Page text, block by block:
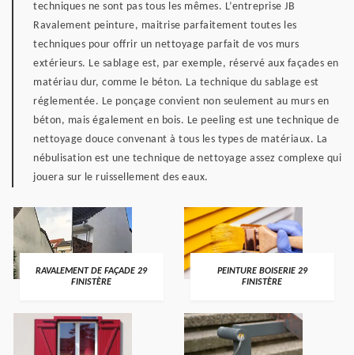
techniques ne sont pas tous les mêmes. L’entreprise JB
Ravalement peinture, maitrise parfaitement toutes les
techniques pour offrir un nettoyage parfait de vos murs
extérieurs. Le sablage est, par exemple, réservé aux façades en
matériau dur, comme le béton. La technique du sablage est
réglementée. Le ponçage convient non seulement au murs en
béton, mais également en bois. Le peeling est une technique de
nettoyage douce convenant à tous les types de matériaux. La
nébulisation est une technique de nettoyage assez complexe qui
jouera sur le ruissellement des eaux.
RAVALEMENT DE FAÇADE 29
FINISTÈRE
PEINTURE BOISERIE 29
FINISTÈRE